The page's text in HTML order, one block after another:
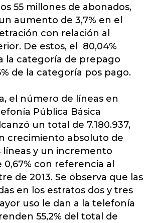
55 millones de abonados,
aumento de 3,7% en el
con relación al
De estos, el 80,04%
la categoría de prepago
de la categoría pos pago.
el número de líneas en
Pública Básica
un total de 7.180.937,
crecimiento absoluto de
líneas y un incremento
con referencia al
de 2013. Se observa que las
en los estratos dos y tres
uso le dan a la telefonía
55,2% del total de